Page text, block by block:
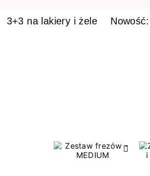
3+3 na lakiery i żele